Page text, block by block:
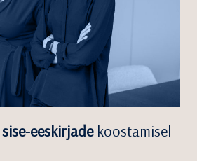
sise-eeskirjadekoostamisel